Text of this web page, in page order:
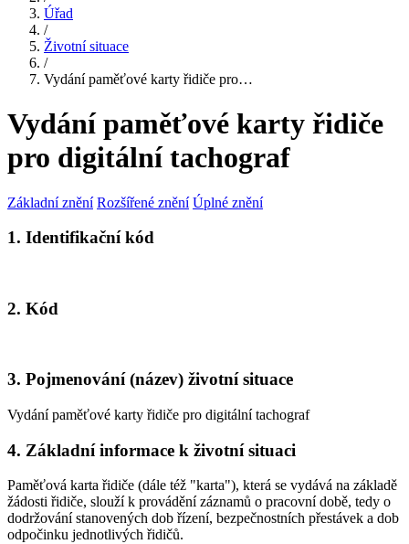
Úřad
/
Životní situace
/
Vydání paměťové karty řidiče pro…
Vydání paměťové karty řidiče
pro digitální tachograf
Základní znění Rozšířené znění Úplné znění
1. Identifikační kód
2. Kód
3. Pojmenování (název) životní situace
Vydání paměťové karty řidiče pro digitální tachograf
4. Základní informace k životní situaci
Paměťová karta řidiče (dále též "karta"), která se vydává na základě
žádosti řidiče, slouží k provádění záznamů o pracovní době, tedy o
dodržování stanovených dob řízení, bezpečnostních přestávek a dob
odpočinku jednotlivých řidičů.